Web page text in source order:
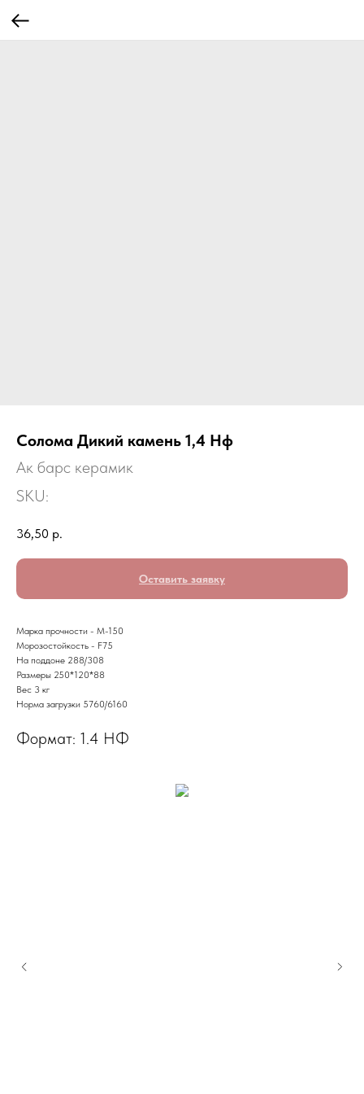
Солома Дикий камень 1,4 Нф
Ак барс керамик
SKU:
36,50 р.
Оставить заявку
Марка прочности - М-150
Морозостойкость - F75
На поддоне 288/308
Размеры 250*120*88
Вес 3 кг
Норма загрузки 5760/6160
Формат: 1.4 НФ